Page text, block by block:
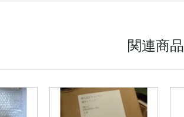
関連商品